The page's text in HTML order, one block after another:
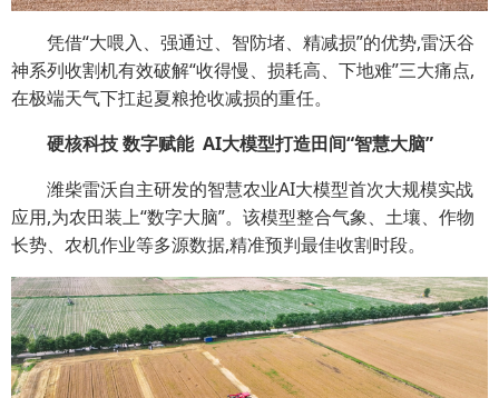
凭借“大喂入、强通过、智防堵、精减损”的优势,雷沃谷
神系列收割机有效破解“收得慢、损耗高、下地难”三大痛点,
在极端天气下扛起夏粮抢收减损的重任。
硬核科技 数字赋能 AI大模型打造田间“智慧大脑”
潍柴雷沃自主研发的智慧农业AI大模型首次大规模实战
应用,为农田装上“数字大脑”。该模型整合气象、土壤、作物
长势、农机作业等多源数据,精准预判最佳收割时段。